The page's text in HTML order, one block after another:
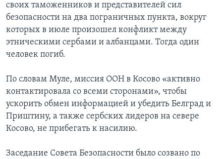
своих таможенников и представителей сил
безопасности на два пограничных пункта, вокруг
которых в июле произошел конфликт между
этническими сербами и албанцами. Тогда один
человек погиб.
По словам Муле, миссия ООН в Косово «активно
контактировала со всеми сторонами», чтобы
ускорить обмен информацией и убедить Белград и
Приштину, а также сербских лидеров на севере
Косово, не прибегать к насилию.
Заседание Совета Безопасности было созвано по